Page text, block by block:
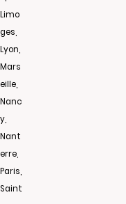
Limo
ges,
Lyon,
Mars
eille,
Nanc
y,
Nant
erre,
Paris,
Saint